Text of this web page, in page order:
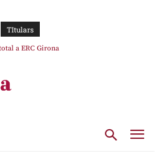
TItulars
a ERC Girona
seleccions catalanes per part de la UFEC